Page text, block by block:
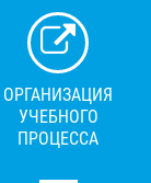
ОРГАНИЗАЦИЯ
УЧЕБНОГО
ПРОЦЕССА